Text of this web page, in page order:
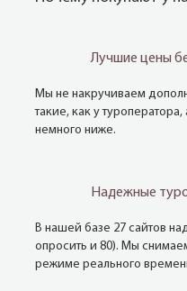
Лучшие цены
Мы не накручиваем
такие, как у
немного ниже.
Надежные
В нашей базе 27 сайтов
опросить и 80). Мы
режиме реального